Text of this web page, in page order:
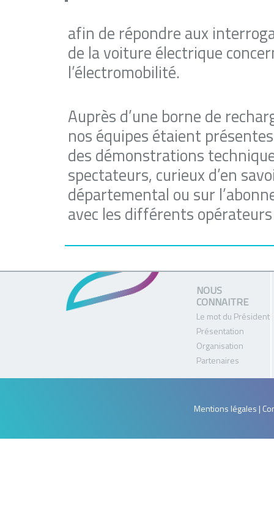
afin de répondre aux
de la voiture électrique
l’électromobilité.
Auprès d’une borne de
nos équipes étaient
des démonstrations
spectateurs, curieux d’en
départemental ou sur
avec les différents
NOUS
CONNAITRE
Le mot du Président
Présentation
Organisation
Partenaires
Mentions légales |